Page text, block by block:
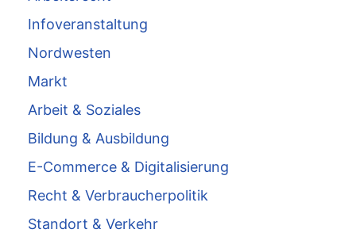
Infoveranstaltung
Nordwesten
Markt
Arbeit & Soziales
Bildung & Ausbildung
E-Commerce & Digitalisierung
Recht & Verbraucherpolitik
Standort & Verkehr